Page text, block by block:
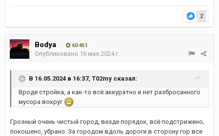
2
Bodya 60 451
Опубликовано 16 мая 2024 г.
В 16.05.2024 в 16:37, T02my сказал:
Вроде стройка, а как-то всё аккуратно и нет разбросанного
мусора вокруг
Грозный очень чистый город, везде порядок, всё подстрижено,
покошено, убрано. За городом вдоль дороги в сторону гор все